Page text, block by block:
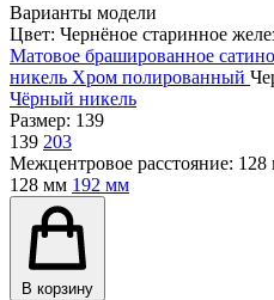
Варианты модели
Цвет: Чернёное старинное
Матовое брашированное
никель Хром полированный
Чёрный никель
Размер: 139
139 203
Межцентровое расстояние: 128
128 мм 192 мм
В корзину